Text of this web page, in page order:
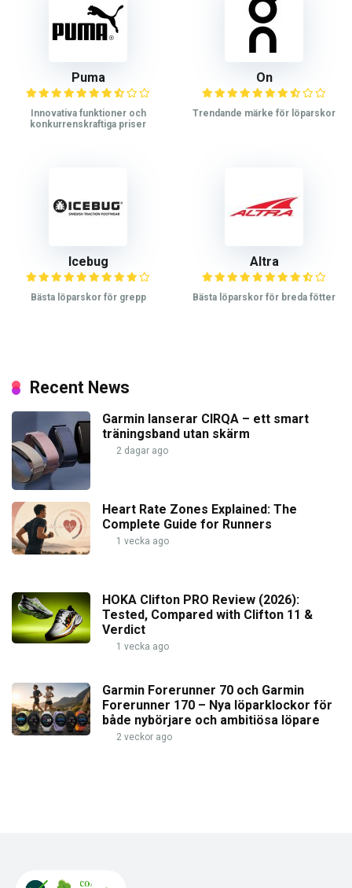
Puma
Innovativa funktioner och
konkurrenskraftiga priser
On
Trendande märke för löparskor
Icebug
Bästa löparskor för grepp
Altra
Bästa löparskor för breda fötter
Recent News
Garmin lanserar CIRQA – ett smart
träningsband utan skärm
2 dagar ago
Heart Rate Zones Explained: The
Complete Guide for Runners
1 vecka ago
HOKA Clifton PRO Review (2026):
Tested, Compared with Clifton 11 &
Verdict
1 vecka ago
Garmin Forerunner 70 och Garmin
Forerunner 170 – Nya löparklockor för
både nybörjare och ambitiösa löpare
2 veckor ago